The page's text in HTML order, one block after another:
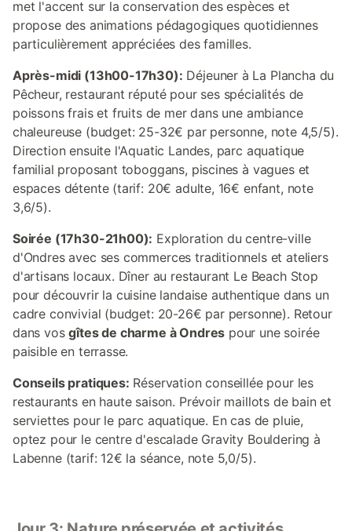
met l'accent sur la conservation des espèces et
propose des animations pédagogiques quotidiennes
particulièrement appréciées des familles.
Après-midi (13h00-17h30): Déjeuner à La Plancha du
Pêcheur, restaurant réputé pour ses spécialités de
poissons frais et fruits de mer dans une ambiance
chaleureuse (budget: 25-32€ par personne, note 4,5/5).
Direction ensuite l'Aquatic Landes, parc aquatique
familial proposant toboggans, piscines à vagues et
espaces détente (tarif: 20€ adulte, 16€ enfant, note
3,6/5).
Soirée (17h30-21h00): Exploration du centre-ville
d'Ondres avec ses commerces traditionnels et ateliers
d'artisans locaux. Dîner au restaurant Le Beach Stop
pour découvrir la cuisine landaise authentique dans un
cadre convivial (budget: 20-26€ par personne). Retour
dans vosgîtes de charme à Ondres pour une soirée
paisible en terrasse.
Conseils pratiques: Réservation conseillée pour les
restaurants en haute saison. Prévoir maillots de bain et
serviettes pour le parc aquatique. En cas de pluie,
optez pour le centre d'escalade Gravity Bouldering à
Labenne (tarif: 12€ la séance, note 5,0/5).